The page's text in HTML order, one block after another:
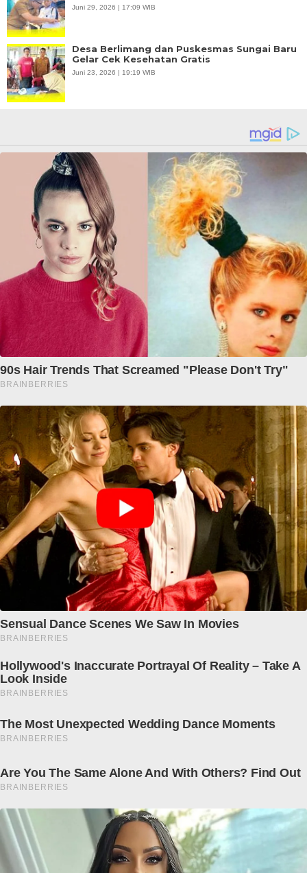
Juni 29, 2026 | 17:09 WIB
Desa Berlimang dan Puskesmas Sungai Baru
Gelar Cek Kesehatan Gratis
Juni 23, 2026 | 19:19 WIB